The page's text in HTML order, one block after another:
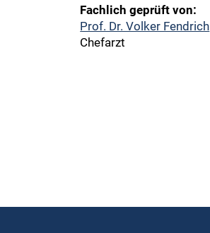
Fachlich geprüft von:
Prof. Dr. Volker Fendrich
Chefarzt